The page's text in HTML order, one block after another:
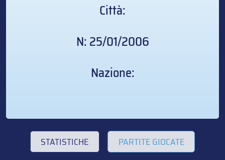
Città:
N: 25/01/2006
Nazione:
STATISTICHE PARTITE GIOCATE